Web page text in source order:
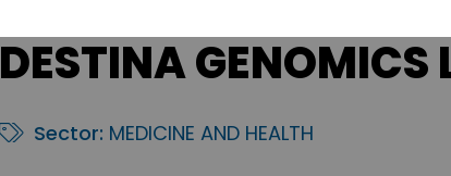
DESTINA GENOMICS
Sector: MEDICINE AND HEALTH